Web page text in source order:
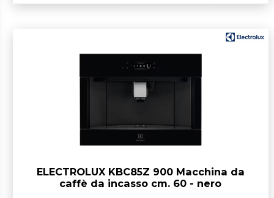
ELECTROLUX KBC85Z 900 Macchina da
caffè da incasso cm. 60 - nero